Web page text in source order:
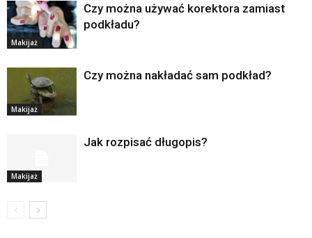
Makijaż
Czy można używać korektora zamiast
podkładu?
Makijaż
Czy można nakładać sam podkład?
Makijaż
Jak rozpisać długopis?